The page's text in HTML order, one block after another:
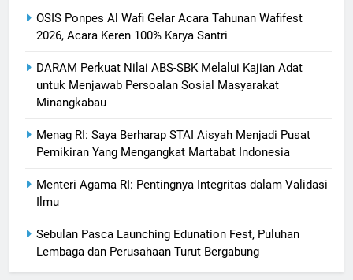
OSIS Ponpes Al Wafi Gelar Acara Tahunan Wafifest
2026, Acara Keren 100% Karya Santri
DARAM Perkuat Nilai ABS-SBK Melalui Kajian Adat
untuk Menjawab Persoalan Sosial Masyarakat
Minangkabau
Menag RI: Saya Berharap STAI Aisyah Menjadi Pusat
Pemikiran Yang Mengangkat Martabat Indonesia
Menteri Agama RI: Pentingnya Integritas dalam Validasi
Ilmu
Sebulan Pasca Launching Edunation Fest, Puluhan
Lembaga dan Perusahaan Turut Bergabung